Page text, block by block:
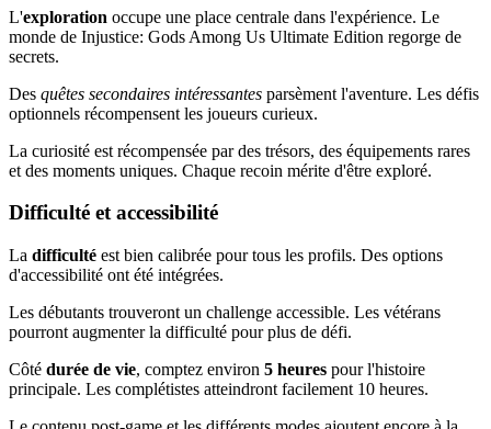
L'exploration occupe une place centrale dans l'expérience. Le
monde de Injustice: Gods Among Us Ultimate Edition regorge de
secrets.
Des quêtes secondaires intéressantes parsèment l'aventure. Les défis
optionnels récompensent les joueurs curieux.
La curiosité est récompensée par des trésors, des équipements rares
et des moments uniques. Chaque recoin mérite d'être exploré.
Difficulté et accessibilité
La difficulté est bien calibrée pour tous les profils. Des options
d'accessibilité ont été intégrées.
Les débutants trouveront un challenge accessible. Les vétérans
pourront augmenter la difficulté pour plus de défi.
Côté durée de vie, comptez environ 5 heures pour l'histoire
principale. Les complétistes atteindront facilement 10 heures.